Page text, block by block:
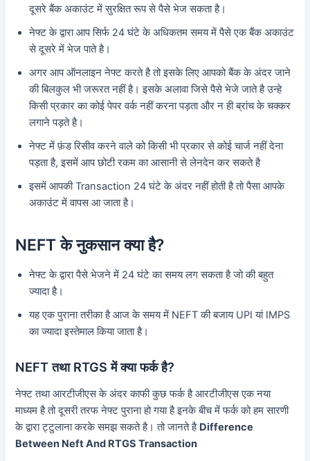
दूसरे बैंक अकाउंट में सुरक्षित रूप से पैसे भेज सकता है।
नेफ्ट के द्वारा आप सिर्फ 24 घंटे के अधिकतम समय में पैसे एक बैंक अकाउंट
से दूसरे में भेज पाते है।
अगर आप ऑनलाइन नेफ्ट करते है तो इसके लिए आपको बैंक के अंदर जाने
की बिलकुल भी जरूरत नहीं है। इसके अलावा जिसे पैसे भेजे जाते है उन्हे
किसी प्रकार का कोई पेपर वर्क नहीं करना पड़ता और न ही ब्रांच के चक्कर
लगाने पड़ते है।
नेफ्ट में फ़ंड रिसीव करने वाले को किसी भी प्रकार से कोई चार्ज नहीं देना
पड़ता है, इसमें आप छोटी रकम का आसानी से लेनदेन कर सकते है
इसमें आपकी Transaction 24 घंटे के अंदर नहीं होती है तो पैसा आपके
अकाउंट में वापस आ जाता है।
NEFT के नुकसान क्या है?
नेफ्ट के द्वारा पैसे भेजने में 24 घंटे का समय लग सकता है जो की बहुत
ज्यादा है।
यह एक पुराना तरीका है आज के समय में NEFT की बजाय UPI यां IMPS
का ज्यादा इस्तेमाल किया जाता है।
NEFT तथा RTGS में क्या फर्क है?
नेफ्ट तथा आरटीजीएस के अंदर काफी कुछ फर्क है आरटीजीएस एक नया
माध्यम है तो दूसरी तरफ नेफ्ट पुराना हो गया है इनके बीच में फर्क को हम सारणी
के द्वारा ट्टुलाना करके समझ सकते है। तो जानते है Difference
Between Neft And RTGS Transaction